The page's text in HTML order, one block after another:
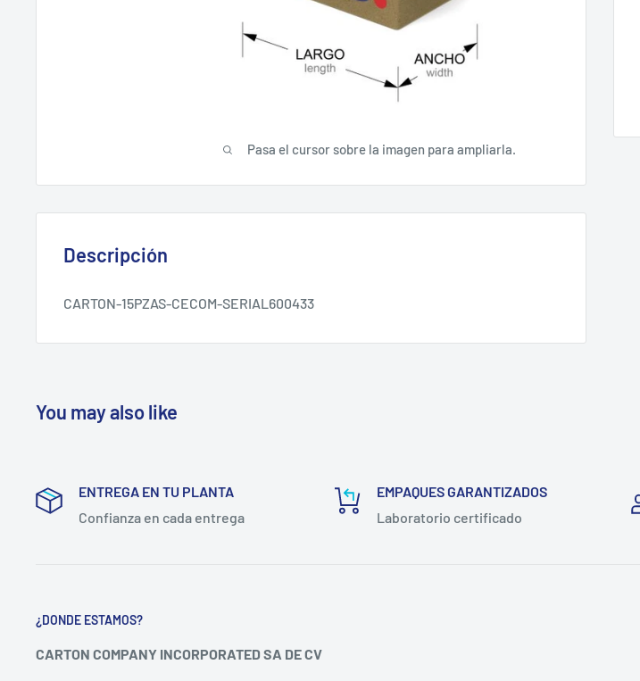
Pasa el cursor sobre la imagen para ampliarla.
Descripción
CARTON-15PZAS-CECOM-SERIAL600433
You may also like
ENTREGA EN TU PLANTA
Confianza en cada entrega
EMPAQUES GARANTIZADOS
Laboratorio certificado
¿DONDE ESTAMOS?
CARTON COMPANY INCORPORATED SA DE CV